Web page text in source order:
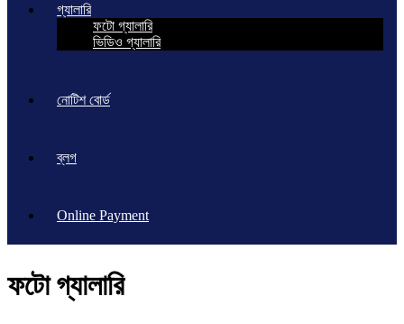
গ্যালারি
ফটো গ্যালারি
ভিডিও গ্যালারি
নোটিশ বোর্ড
ব্লগ
Online Payment
ফটো গ্যালারি